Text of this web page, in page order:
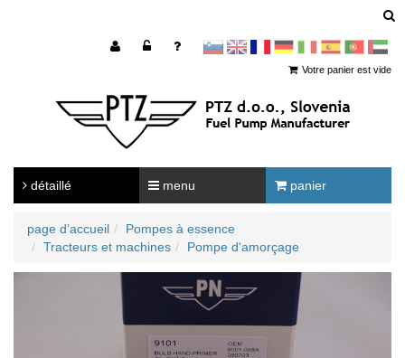
sl en francoščina
Nemščina
Italijanščina
Španščina
PortugalArabščina
Votre panier est vide
détaillé menu panier
page d’accueil
Pompes à essence
Tracteurs et machines
Pompe d'amorçage